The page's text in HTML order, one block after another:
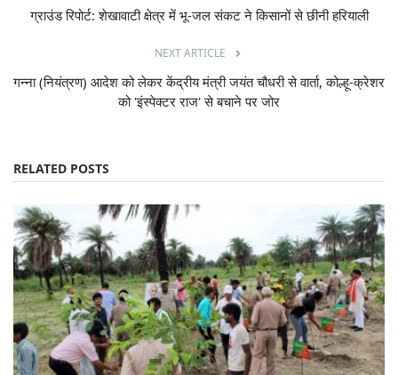
ग्राउंड रिपोर्ट: शेखावाटी क्षेत्र में भू-जल संकट ने किसानों से छीनी हरियाली
NEXT ARTICLE
गन्ना (नियंत्रण) आदेश को लेकर केंद्रीय मंत्री जयंत चौधरी से वार्ता, कोल्हू-क्रेशर
को 'इंस्पेक्टर राज' से बचाने पर जोर
RELATED POSTS